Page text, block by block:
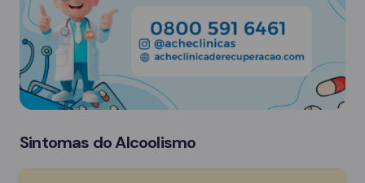
Sintomas do Alcoolismo